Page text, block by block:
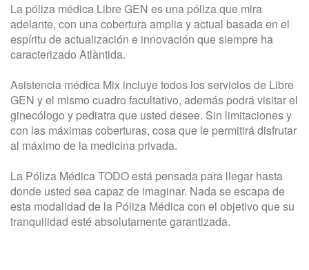
La póliza médica Libre GEN es una póliza que mira
adelante, con una cobertura amplia y actual basada en el
espíritu de actualización e innovación que siempre ha
caracterizado Atlàntida.
Asistencia médica Mix incluye todos los servicios de Libre
GEN y el mismo cuadro facultativo, además podrá visitar el
ginecólogo y pediatra que usted desee. Sin limitaciones y
con las máximas coberturas, cosa que le permitirá disfrutar
al máximo de la medicina privada.
La Póliza Médica TODO está pensada para llegar hasta
donde usted sea capaz de imaginar. Nada se escapa de
esta modalidad de la Póliza Médica con el objetivo que su
tranquilidad esté absolutamente garantizada.